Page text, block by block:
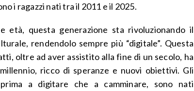
i ragazzi nati tra il 2011 e il 2025.
età, questa generazione sta rivoluzionando il
rendendolo sempre più “digitale”. Questa
oltre ad aver assistito alla fine di un secolo, ha
ricco di speranze e nuovi obiettivi. Gli
a digitare che a camminare, sono nati